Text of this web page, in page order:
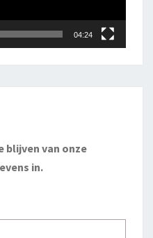
04:24
blijven van onze
in.